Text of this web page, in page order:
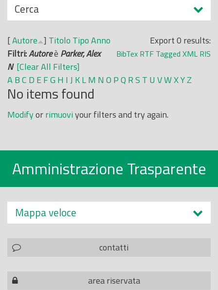
N
a
s
c
o
n
d
i
Cerca
Export 0 results:
BibTex RTF Tagged XML RIS
[Autore ] Titolo TipoAnno
Filtri:Autoreè Parker, Alex
N [Clear All Filters]
ABC D EFG H IJ KLM N O PQ RS T U VWXYZ
No items found
Modifyorrimuoviyour filters and try again.
Amministrazione Trasparente
Mappa veloce
contatti
area riservata